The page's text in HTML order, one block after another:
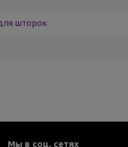
шторок
Мы в соц. сетях